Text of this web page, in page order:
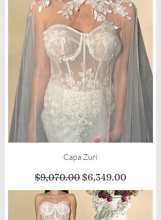
Capa Zuri
Precio
$9,070.00 Precio de oferta
$6,349.00